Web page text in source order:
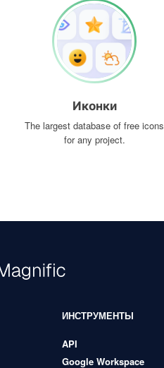
Иконки
The largest database of free icons
for any project.
ИНСТРУМЕНТЫ
API
Google Workspace